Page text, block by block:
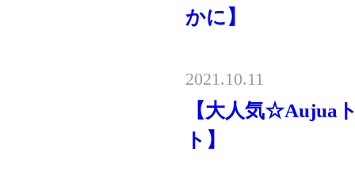
かに】
2021.10.11
【大人気☆Aujua
ト】